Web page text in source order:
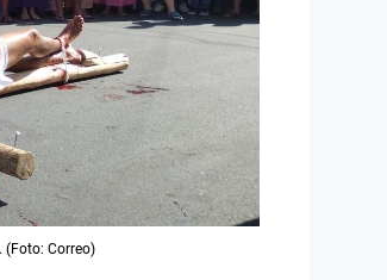
(Foto: Correo)